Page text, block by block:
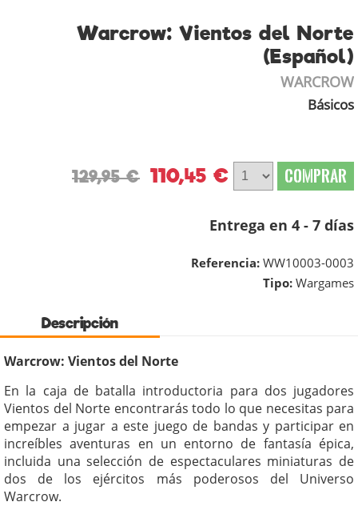
Warcrow: Vientos del Norte
(Español)
WARCROW
Básicos
129,95 € 110,45 € COMPRAR
Entrega en 4 - 7 días
Referencia: WW10003-0003
Tipo: Wargames
Descripción
Warcrow: Vientos del Norte
En la caja de batalla introductoria para dos jugadores
Vientos del Norte encontrarás todo lo que necesitas para
empezar a jugar a este juego de bandas y participar en
increíbles aventuras en un entorno de fantasía épica,
incluida una selección de espectaculares miniaturas de
dos de los ejércitos más poderosos del Universo
Warcrow.